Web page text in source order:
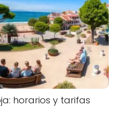
horarios y tarifas